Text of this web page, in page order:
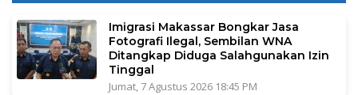
Imigrasi Makassar Bongkar Jasa
Fotografi Ilegal, Sembilan WNA
Ditangkap Diduga Salahgunakan Izin
Tinggal
Jumat, 7 Agustus 2026 18:45 PM